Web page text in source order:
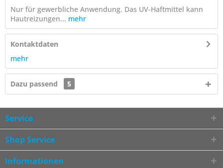
Nur für gewerbliche Anwendung. Das UV-Haftmittel kann
Hautreizungen... mehr
Kontaktdaten
mehr
Dazu passend 5
Service
Shop Service
Informationen